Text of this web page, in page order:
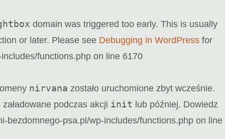
domain was triggered too early. This is usually
or later. Please see Debugging in WordPress for
functions.php on line 6170
nirvana zostało uruchomione zbyt wcześnie.
podczas akcji init lub później. Dowiedz
bezdomnego-psa.pl/wp-includes/functions.php on line